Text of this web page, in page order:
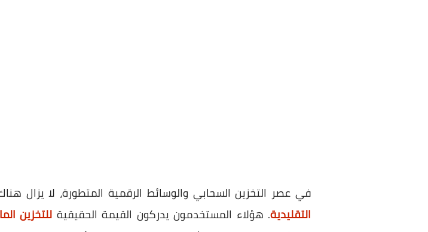
في عصر التخزين السحابي والوسائط الرقمية المتطورة، لا يزال
التقليدية. هؤلاء المستخدمون يدركون القيمة الحقيقية للتخزين